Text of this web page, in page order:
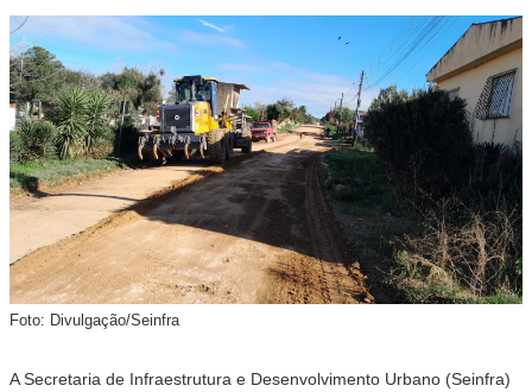
Foto: Divulgação/Seinfra
A Secretaria de Infraestrutura e Desenvolvimento Urbano (Seinfra)